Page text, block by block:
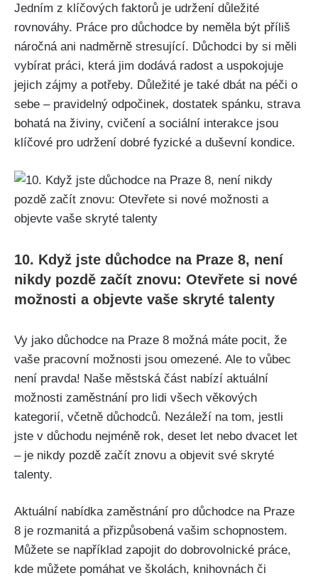
Jedním z klíčových faktorů je udržení důležité
rovnováhy. Práce pro důchodce by neměla být příliš
náročná ani nadměrně stresující. Důchodci by si měli
vybírat práci, která jim dodává radost a uspokojuje
jejich zájmy a potřeby. Důležité je také dbát na péči o
sebe – pravidelný odpočinek, dostatek spánku, strava
bohatá na živiny, cvičení a sociální interakce jsou
klíčové pro udržení dobré fyzické a duševní kondice.
10. Když jste důchodce na Praze 8, není
nikdy pozdě začít znovu: Otevřete si nové
možnosti a objevte vaše skryté talenty
Vy jako důchodce na Praze 8 možná máte pocit, že
vaše pracovní možnosti jsou omezené. Ale to vůbec
není pravda! Naše městská část nabízí aktuální
možnosti zaměstnání pro lidi všech věkových
kategorií, včetně důchodců. Nezáleží na tom, jestli
jste v důchodu nejméně rok, deset let nebo dvacet let
– je nikdy pozdě začít znovu a objevit své skryté
talenty.
Aktuální nabídka zaměstnání pro důchodce na Praze
8 je rozmanitá a přizpůsobená vašim schopnostem.
Můžete se například zapojit do dobrovolnické práce,
kde můžete pomáhat ve školách, knihovnách či